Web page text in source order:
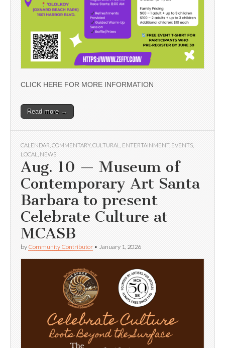
CLICK HERE FOR MORE INFORMATION
Read more →
CALENDAR COMMENTARY, CULTURAL ENTERTAINMENT, EVENTS
LOCAL
NEWS
Aug. 10 — Museum of
Contemporary Art Santa
Barbara to present
Celebrate Culture at
MCASB
by Community Contributor • January 1, 2026